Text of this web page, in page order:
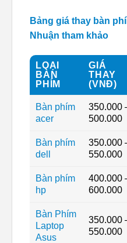
Bảng giá thay bàn
Nhuận tham khảo
LOẠI
BÀN
PHÍM
GIÁ
THAY
(VNĐ)
Bàn phím
acer
350.000
500.000
Bàn phím
dell
350.000
550.000
Bàn phím
hp
400.000
600.000
Bàn Phím
Laptop
Asus
350.000
550.000